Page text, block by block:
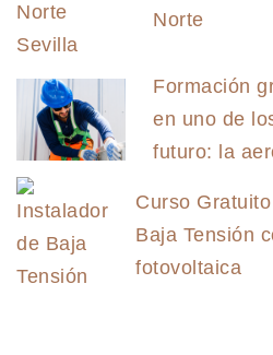
Norte
Formación
en uno de
futuro: la
Curso
Baja Tensión
fotovoltaica